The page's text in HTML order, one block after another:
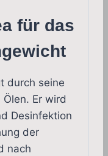
für das
durch seine
Er wird
Desinfektion
der
nach